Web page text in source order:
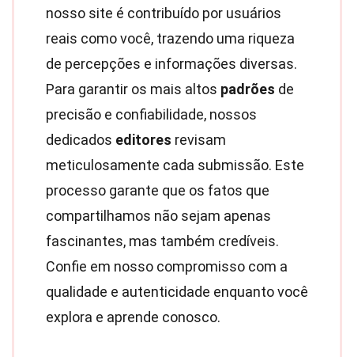
nosso site é contribuído por usuários
reais como você, trazendo uma riqueza
de percepções e informações diversas.
Para garantir os mais altos padrões de
precisão e confiabilidade, nossos
dedicados editores revisam
meticulosamente cada submissão. Este
processo garante que os fatos que
compartilhamos não sejam apenas
fascinantes, mas também credíveis.
Confie em nosso compromisso com a
qualidade e autenticidade enquanto você
explora e aprende conosco.